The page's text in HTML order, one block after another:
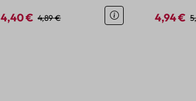
Verkaufspreis:
4,40 € Regulärer Preis:
4,89 € 4,94 €